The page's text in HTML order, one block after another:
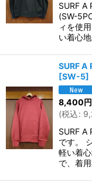
SURF A
(SW-
ィを使
い着心
SURF
[SW-5]
8,400円
(税込:
SURF A
です。
軽い着
で、着